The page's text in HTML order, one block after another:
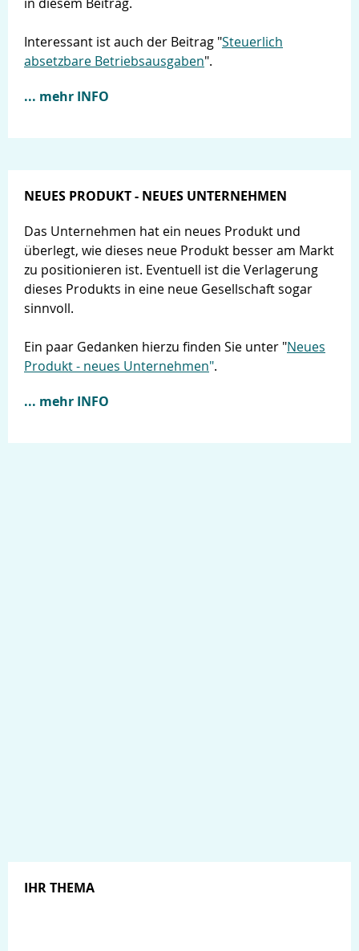
Interessant ist auch der Beitrag "Steuerlich
absetzbare Betriebsausgaben".
... mehr INFO
NEUES PRODUKT - NEUES UNTERNEHMEN
Das Unternehmen hat ein neues Produkt und
überlegt, wie dieses neue Produkt besser am Markt
zu positionieren ist. Eventuell ist die Verlagerung
dieses Produkts in eine neue Gesellschaft sogar
sinnvoll.
Ein paar Gedanken hierzu finden Sie unter "Neues
Produkt - neues Unternehmen".
... mehr INFO
IHR THEMA